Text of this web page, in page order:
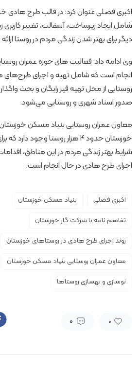
اکبری فضلی عنوان کرد: در قالب طرح هادی
شامل ایجاد زیرساخت، آسفالت، تغییر
دیگر برای بهتر شدن زندگی مردم در روستا
وی ادامه داد: فعالیت‌ های حوزه عمران
انجام است که شامل تهیه و اجرای طرح‌های
روستایی از محل تهیه قیر رایگان و بحث
صدور اسناد شهری و روستایی می‌شود.
معاون عمران روستایی بنیاد مسکن
خوزستان حدود ۴ هزار روستا وجود
شرایط بهتر زندگی مردم در این مناطق،
اجرای طرح هادی در حال انجام است.
اکبری فضلی
بنیاد مسکن خوزستان
تفاهم نامه با شرکت گاز خوزستان
روند اجرای طرح هادی در روستاهای خوزستان
معاون عمران روستایی بنیاد مسکن خوزستان
نوسازی و بهسازی روستاها
0
0